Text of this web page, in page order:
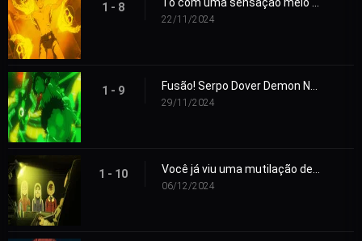
1 - 8
22/11/2024
1 - 9
29/11/2024
1 - 10
06/12/2024